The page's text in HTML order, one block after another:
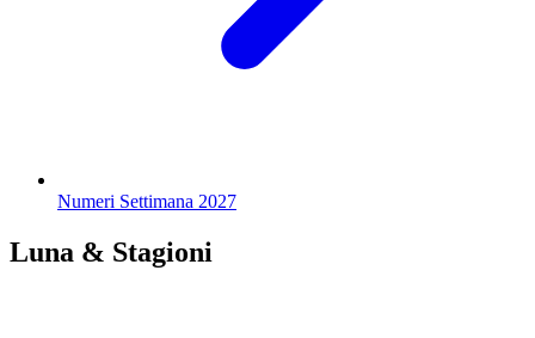
Numeri Settimana 2027
Luna & Stagioni